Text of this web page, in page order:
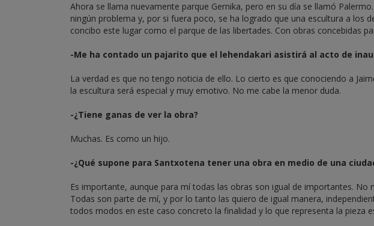
Ahora se llama nuevamente parque Gernika, pero en su día se llamó
ningún problema y, por si fuera poco, se ha logrado que una escultura a los
concibo este lugar como el parque de las libertades. Con obras concebidas
-Me ha contado un pajarito que el lehendakari asistirá al acto de
La verdad es que no tengo noticia de ello. Lo cierto es que conociendo a
la escultura será especial y muy emotivo. No me cabe la menor duda.
-¿Tiene ganas de ver la obra?
Muchas. Es como un hijo.
-¿Qué supone para Santxotena tener una obra en medio de una
Es importante, aunque para mí todas las obras son igual de importantes. No
Todas son parte de mí, y por lo tanto las quiero de igual manera,
todos modos en este caso concreto la finalidad y lo que representa la pieza